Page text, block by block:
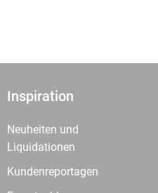
Inspiration
Neuheiten und
Liquidationen
Kundenreportagen